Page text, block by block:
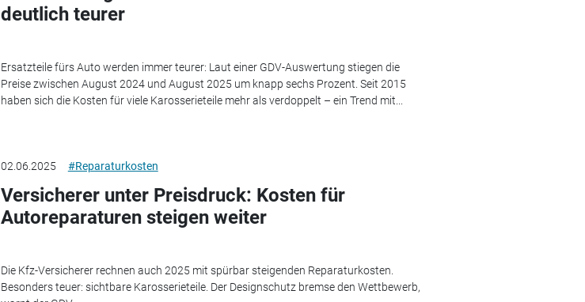
deutlich teurer
Ersatzteile fürs Auto werden immer teurer: Laut einer GDV-Auswertung stiegen die
Preise zwischen August 2024 und August 2025 um knapp sechs Prozent. Seit 2015
haben sich die Kosten für viele Karosserieteile mehr als verdoppelt – ein Trend mit...
02.06.2025 #Reparaturkosten
Versicherer unter Preisdruck: Kosten für
Autoreparaturen steigen weiter
Die Kfz-Versicherer rechnen auch 2025 mit spürbar steigenden Reparaturkosten.
Besonders teuer: sichtbare Karosserieteile. Der Designschutz bremse den Wettbewerb,